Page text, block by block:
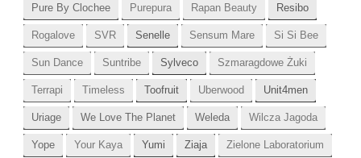
Pure By Clochee Purepura Rapan Beauty Resibo
Rogalove SVR Senelle Sensum Mare Si Si Bee
Sun Dance Suntribe Sylveco Szmaragdowe Żuki
Terrapi Timeless Toofruit Uberwood Unit4men
Uriage We Love The Planet Weleda Wilcza Jagoda
Yope Your Kaya Yumi Ziaja Zielone Laboratorium